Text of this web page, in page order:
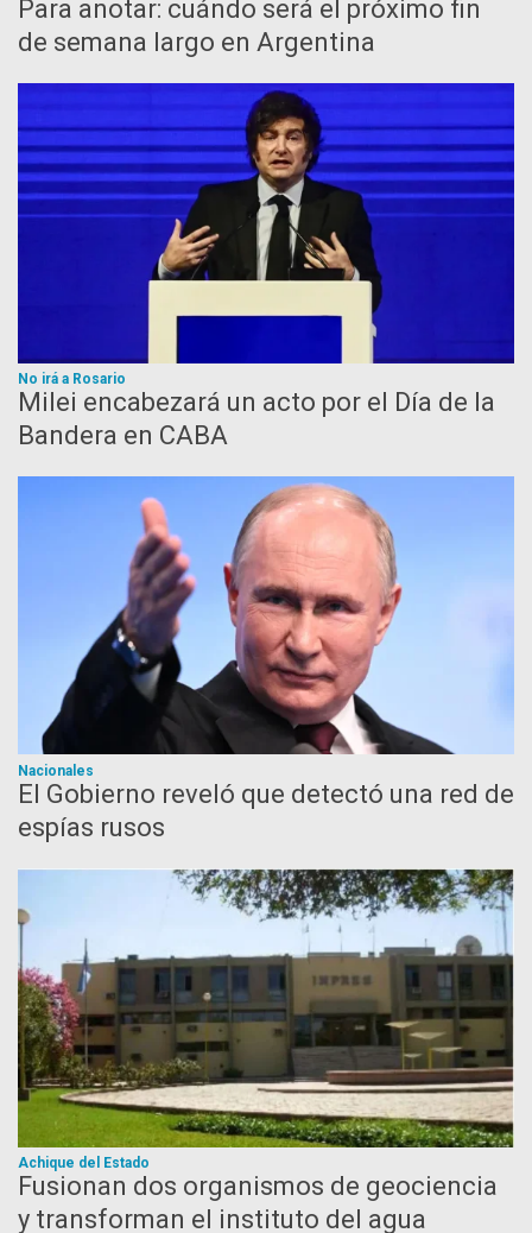
Para anotar: cuándo será el próximo fin
de semana largo en Argentina
No irá a Rosario
Milei encabezará un acto por el Día de la
Bandera en CABA
Nacionales
El Gobierno reveló que detectó una red de
espías rusos
Achique del Estado
Fusionan dos organismos de geociencia
y transforman el instituto del agua